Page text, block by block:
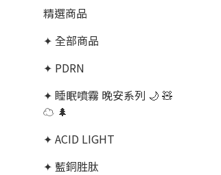
精選商品
✦ 全部商品
✦ PDRN
✦ 睡眠噴霧 晚安系列 🌙 🧸
☁️ 🌲
✦ ACID LIGHT
✦ 藍銅胜肽